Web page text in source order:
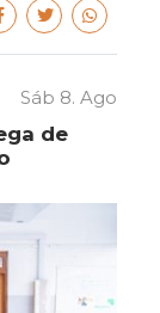
Sáb 8. Ago
de